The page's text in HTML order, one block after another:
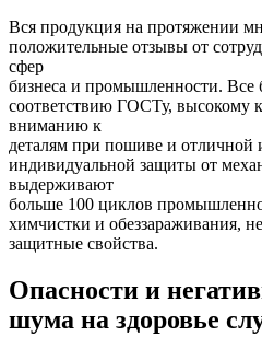
Вся продукция на протяжении
положительные отзывы от
сфер
бизнеса и промышленности. Все
соответствию ГОСТу, высокому
вниманию к
деталям при пошиве и отличной
индивидуальной защиты от
выдерживают
больше 100 циклов
химчистки и обеззараживания,
защитные свойства.
Опасности и
шума на здоровье